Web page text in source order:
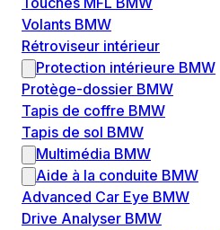
Volants BMW
Rétroviseur intérieur
Protection intérieure BMW
Protège-dossier BMW
Tapis de coffre BMW
Tapis de sol BMW
Multimédia BMW
Aide à la conduite BMW
Advanced Car Eye BMW
Drive Analyser BMW